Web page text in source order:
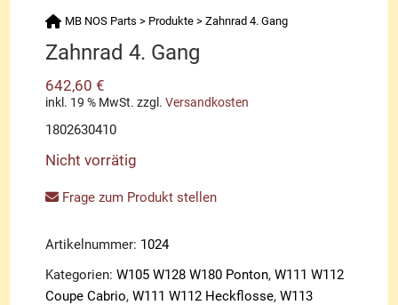
MB NOS Parts > Produkte >Zahnrad 4. Gang
Zahnrad 4. Gang
642,60€
inkl. 19 % MwSt. zzgl.Versandkosten
1802630410
Nicht vorrätig
Frage zum Produkt stellen
Artikelnummer: 1024
Kategorien:W105 W128 W180 Ponton,W111 W112
Coupe Cabrio,W111 W112 Heckflosse,W113